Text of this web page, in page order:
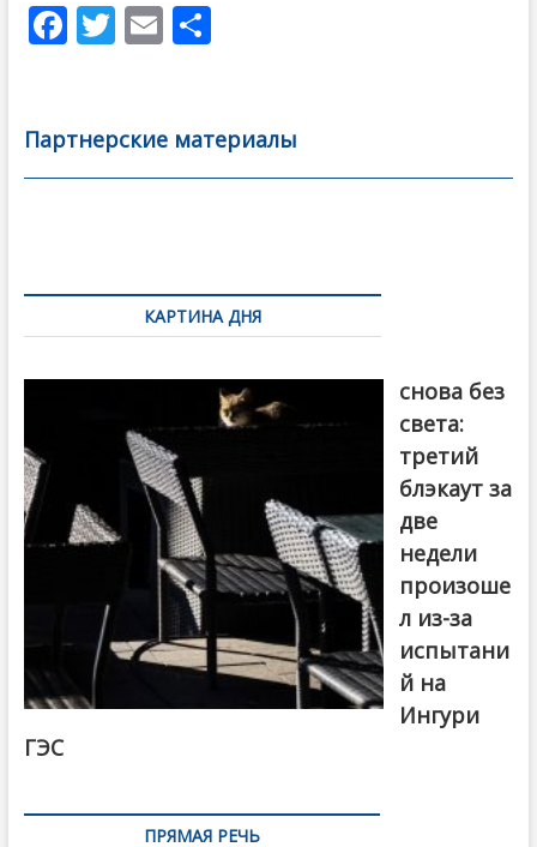
F
b
o
T
er
E
l
О
а
в
Партнерские материалы
по
записямКАРТИНА ДНЯ
снова без
света:
третий
блэкаут за
две
недели
произоше
л из-за
испытани
й на
Ингури
ГЭС
ПРЯМАЯ РЕЧЬ